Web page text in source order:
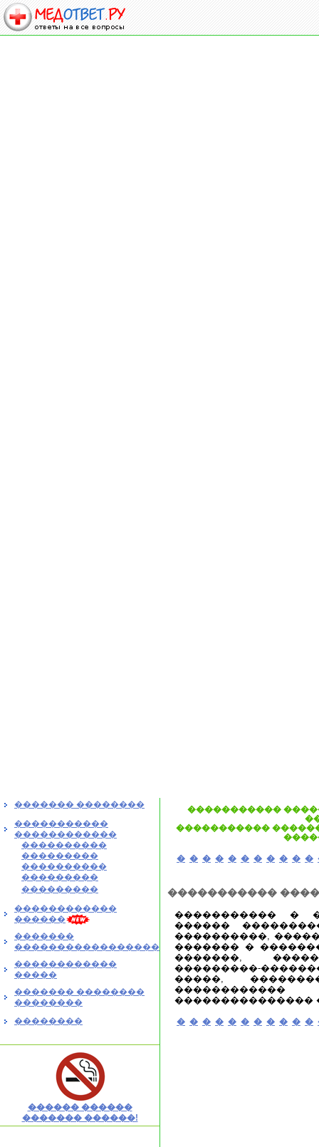
������� ��������
�����������
������������
����������
���������
����������
���������
���������
������������
������
�������
�����������������
������������
�����
������� ��������
��������
��������
������ ������
������� ������!
�����������
�����������
� � � � � � � � � � �
�����������
����������� �
������
����������,
������� �
�������,
���������-
�����,
���������������
� � � � � � � � � � �